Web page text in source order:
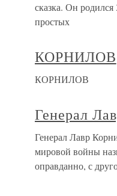
сказка. Он
простых
КОРНИЛОВ
КОРНИЛОВ
Генерал
Генерал Лавр
мировой войны
оправданно, с